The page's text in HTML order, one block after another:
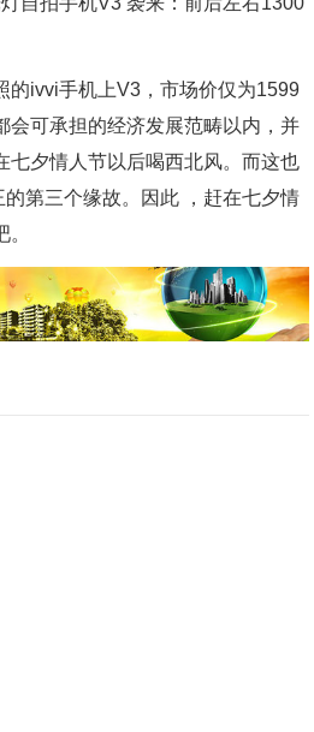
的ivvi手机上V3，市场价仅为1599
会可承担的经济发展范畴以内，并
七夕情人节以后喝西北风。而这也
第三个缘故。因此 ，赶在七夕情